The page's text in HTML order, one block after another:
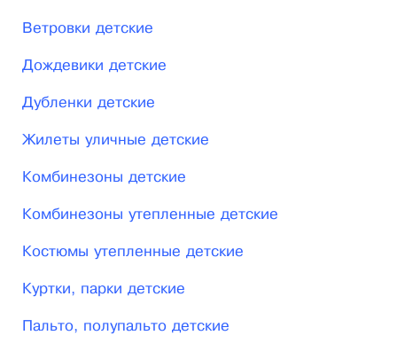
Ветровки детские
Дождевики детские
Дубленки детские
Жилеты уличные детские
Комбинезоны детские
Комбинезоны утепленные детские
Костюмы утепленные детские
Куртки, парки детские
Пальто, полупальто детские